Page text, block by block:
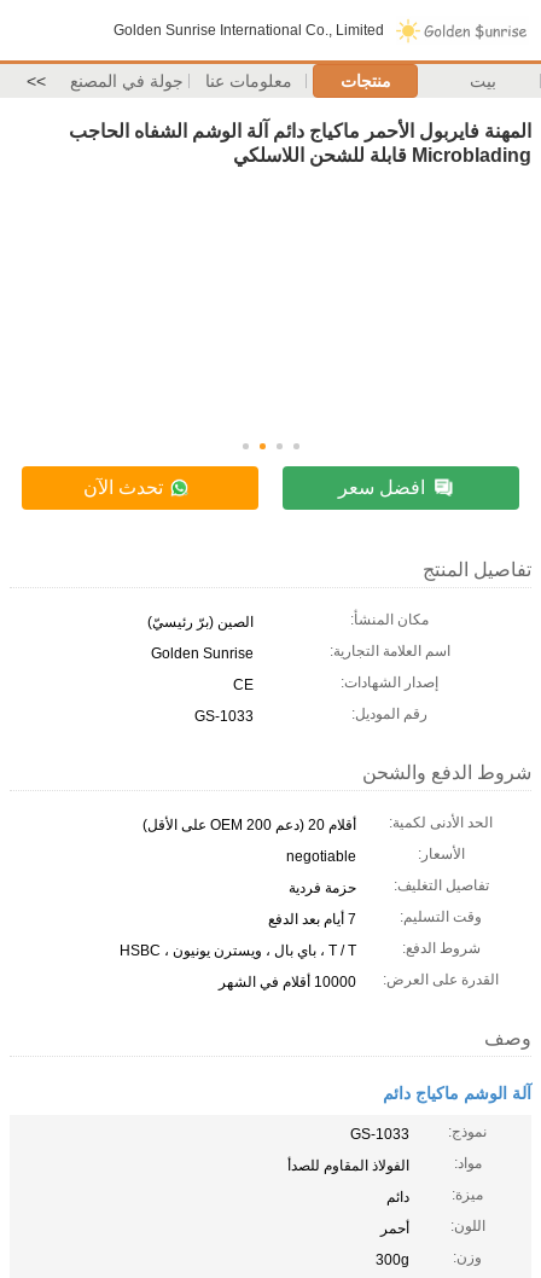
Golden Sunrise International Co., Limited
بيت منتجات معلومات عنا جولة في المصنع >>
المهنة فايربول الأحمر ماكياج دائم آلة الوشم الشفاه الحاجب
Microblading قابلة للشحن اللاسلكي
افضل سعر تحدث الآن
تفاصيل المنتج
مكان المنشأ:
الصين (برّ رئيسيّ)
اسم العلامة التجارية:
Golden Sunrise
إصدار الشهادات:
CE
رقم الموديل:
GS-1033
شروط الدفع والشحن
الحد الأدنى لكمية:
أقلام 20 (دعم OEM 200 على الأقل)
الأسعار:
negotiable
تفاصيل التغليف:
حزمة فردية
وقت التسليم:
7 أيام بعد الدفع
شروط الدفع:
T / T ، باي بال ، ويسترن يونيون ، HSBC
القدرة على العرض:
10000 أقلام في الشهر
وصف
آلة الوشم ماكياج دائم
نموذج:
GS-1033
مواد:
الفولاذ المقاوم للصدأ
ميزة:
دائم
اللون:
أحمر
وزن:
300g